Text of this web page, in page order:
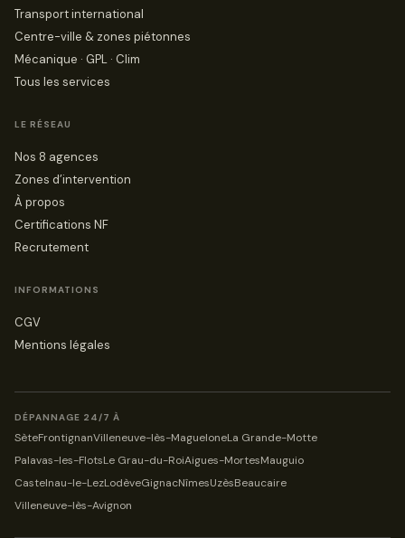
Transport international
Centre-ville & zones piétonnes
Mécanique · GPL · Clim
Tous les services
LE RÉSEAU
Nos 8 agences
Zones d’intervention
À propos
Certifications NF
Recrutement
INFORMATIONS
CGV
Mentions légales
DÉPANNAGE 24/7 À
SèteFrontignanVilleneuve-lès-MagueloneLa Grande-Motte
Palavas-les-FlotsLe Grau-du-RoiAigues-MortesMauguio
Castelnau-le-LezLodèveGignacNîmesUzèsBeaucaire
Villeneuve-lès-Avignon